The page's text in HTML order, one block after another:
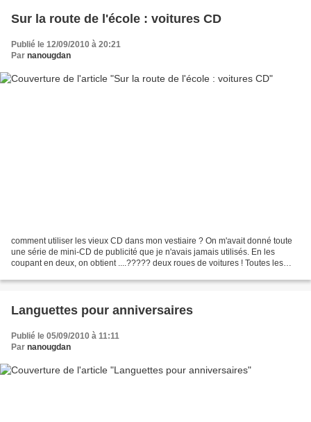
Sur la route de l'école : voitures CD
Publié le 12/09/2010 à 20:21
Par nanougdan
comment utiliser les vieux CD dans mon vestiaire ? On m'avait donné toute
une série de mini-CD de publicité que je n'avais jamais utilisés. En les
coupant en deux, on obtient ....????? deux roues de voitures ! Toutes les
Languettes pour anniversaires
Publié le 05/09/2010 à 11:11
Par nanougdan